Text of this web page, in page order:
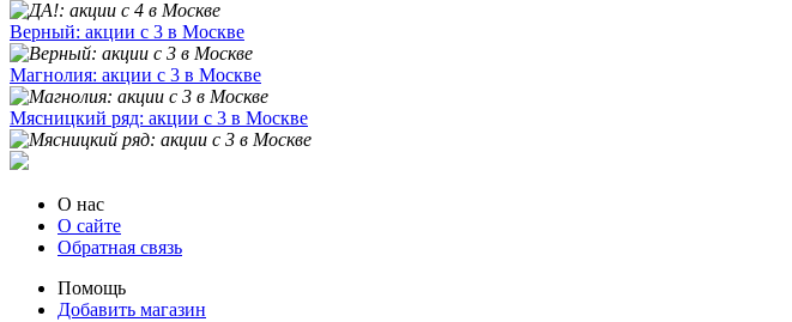
Верный: акции с 3 в Москве
Магнолия: акции с 3 в Москве
Мясницкий ряд: акции с 3 в Москве
О нас
О сайте
Обратная связь
Помощь
Добавить магазин